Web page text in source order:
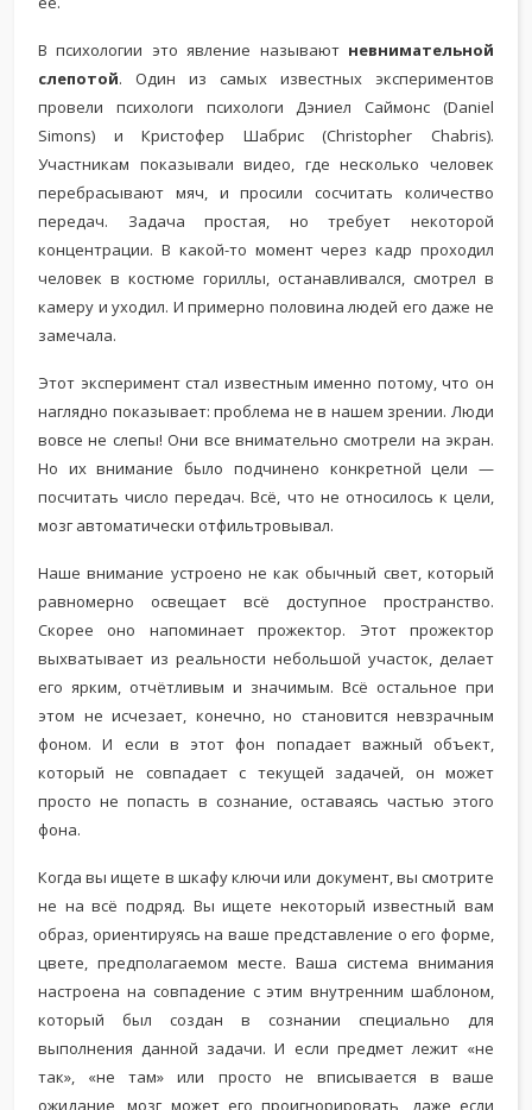
В психологии это явление называют невнимательной
слепотой. Один из самых известных экспериментов
провели психологи психологи Дэниел Саймонс (Daniel
Simons) и Кристофер Шабрис (Christopher Chabris).
Участникам показывали видео, где несколько человек
перебрасывают мяч, и просили сосчитать количество
передач. Задача простая, но требует некоторой
концентрации. В какой-то момент через кадр проходил
человек в костюме гориллы, останавливался, смотрел в
камеру и уходил. И примерно половина людей его даже не
замечала.
Этот эксперимент стал известным именно потому, что он
наглядно показывает: проблема не в нашем зрении. Люди
вовсе не слепы! Они все внимательно смотрели на экран.
Но их внимание было подчинено конкретной цели —
посчитать число передач. Всё, что не относилось к цели,
мозг автоматически отфильтровывал.
Наше внимание устроено не как обычный свет, который
равномерно освещает всё доступное пространство.
Скорее оно напоминает прожектор. Этот прожектор
выхватывает из реальности небольшой участок, делает
его ярким, отчётливым и значимым. Всё остальное при
этом не исчезает, конечно, но становится невзрачным
фоном. И если в этот фон попадает важный объект,
который не совпадает с текущей задачей, он может
просто не попасть в сознание, оставаясь частью этого
фона.
Когда вы ищете в шкафу ключи или документ, вы смотрите
не на всё подряд. Вы ищете некоторый известный вам
образ, ориентируясь на ваше представление о его форме,
цвете, предполагаемом месте. Ваша система внимания
настроена на совпадение с этим внутренним шаблоном,
который был создан в сознании специально для
выполнения данной задачи. И если предмет лежит «не
так», «не там» или просто не вписывается в ваше
ожидание, мозг может его проигнорировать, даже если